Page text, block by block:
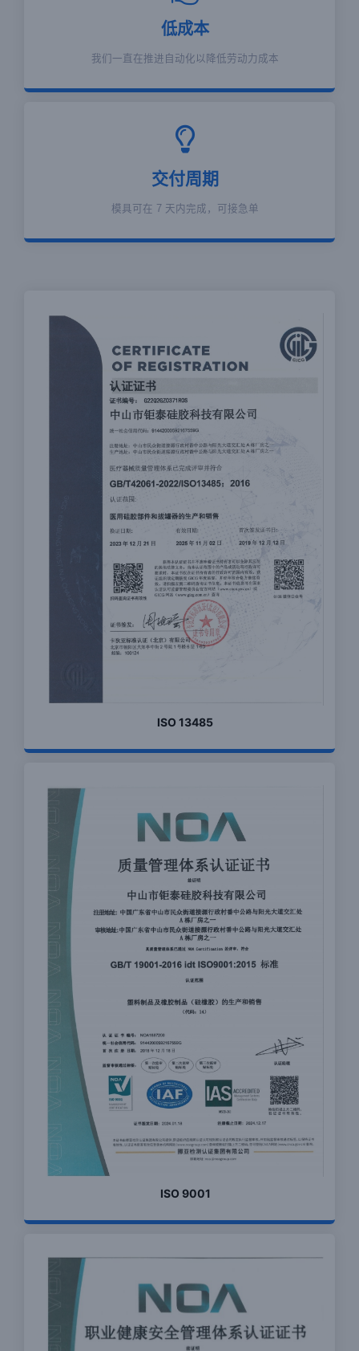
低成本
我们一直在推进自动化以降低劳动力成本
交付周期
模具可在 7 天内完成，可接急单
ISO 13485
ISO 9001